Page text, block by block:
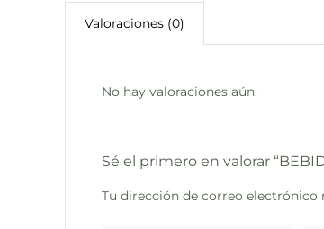
Valoraciones (0)
No hay valoraciones aún.
Sé el primero en valorar
Tu dirección de correo electrónico